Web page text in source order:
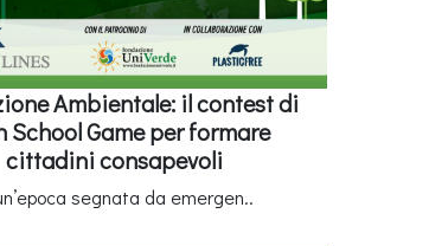
Ambientale: il contest di
School Game per formare
cittadini consapevoli
segnata da emergen..